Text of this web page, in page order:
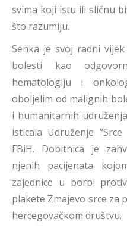
svima koji istu ili sličnu
što razumiju.
Senka je svoj radni
bolesti kao
hematologiju i
oboljelim od malignih
i humanitarnih
isticala Udruženje
FBiH. Dobitnica je
njenih pacijenata
zajednice u borbi
plakete Zmajevo srce za
hercegovačkom društvu.